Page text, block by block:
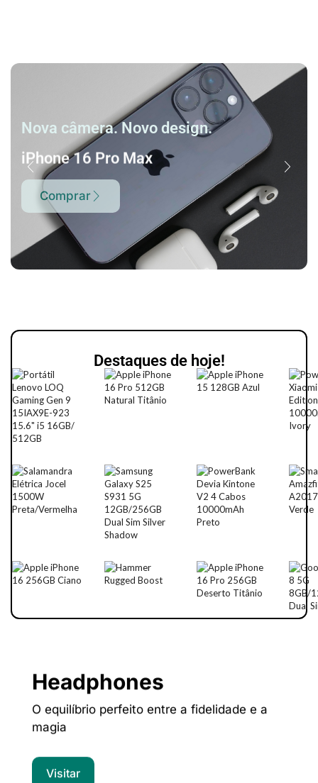
Nova câmera. Novo design.
iPhone 16 Pro Max
Comprar
Destaques de hoje!
Headphones
O equilíbrio perfeito entre a fidelidade e a
magia
Visitar